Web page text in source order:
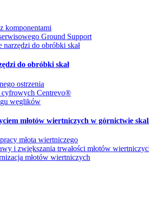
komponentami
Ground Support
narzędzi do obróbki skał
do obróbki skał
ostrzenia
cyfrowych Centrevo®
węglików
młotów wiertniczych w górnictwie
młota wiertniczego
i zwiększania trwałości młotów
młotów wiertniczych